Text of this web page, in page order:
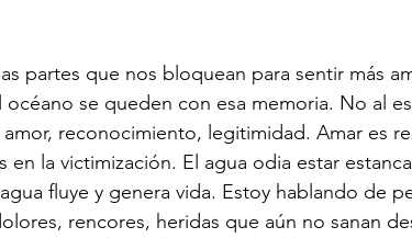
partes que nos bloquean para sentir más
se queden con esa memoria. No al
reconocimiento, legitimidad. Amar es
la victimización. El agua odia estar
fluye y genera vida. Estoy hablando de
rencores, heridas que aún no sanan